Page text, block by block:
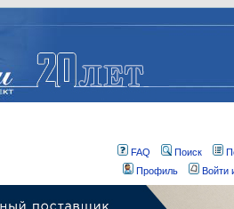
FAQ Поиск
Профиль
Войти